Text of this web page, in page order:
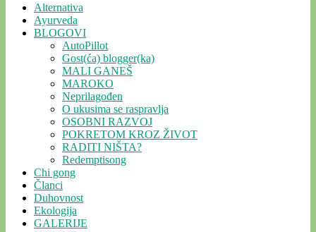
Alternativa
Ayurveda
BLOGOVI
AutoPillot
Gost(ća) blogger(ka)
MALI GANEŠ
MAROKO
Neprilagođen
O ukusima se raspravlja
OSOBNI RAZVOJ
POKRETOM KROZ ŽIVOT
RADITI NIŠTA?
Redemptisong
Chi gong
Članci
Duhovnost
Ekologija
GALERIJE